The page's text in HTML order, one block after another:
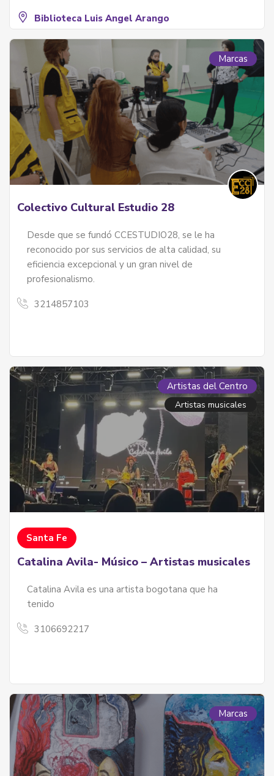
Biblioteca Luis Angel Arango
Marcas
Colectivo Cultural Estudio 28
Desde que se fundó CCESTUDIO28, se le ha
reconocido por sus servicios de alta calidad, su
eficiencia excepcional y un gran nivel de
profesionalismo.
3214857103
Artistas del Centro
Artistas musicales
Santa Fe
Catalina Avila- Músico – Artistas musicales
Catalina Avila es una artista bogotana que ha
tenido
3106692217
Marcas